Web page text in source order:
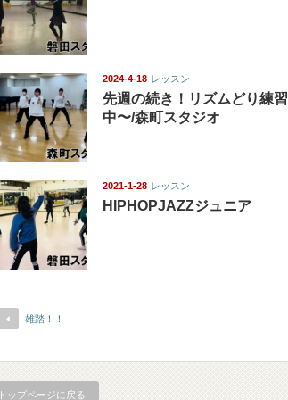
2024-4-18 レッスン
先週の続き！リズムどり練習
中〜/森町スタジオ
2021-1-28 レッスン
HIPHOPJAZZジュニア
雄踏！！
トップページに戻る